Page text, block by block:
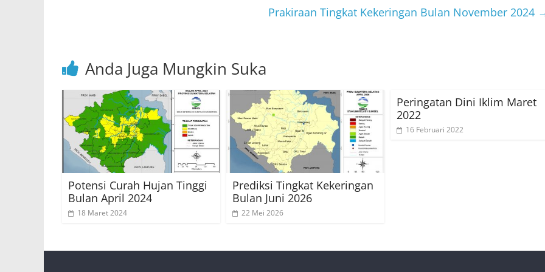
Prakiraan Tingkat Kekeringan Bulan November 2024
Anda Juga Mungkin Suka
Potensi Curah Hujan Tinggi
Bulan April 2024
18 Maret 2024
Prediksi Tingkat Kekeringan
Bulan Juni 2026
22 Mei 2026
Peringatan Dini Iklim Maret
2022
16 Februari 2022